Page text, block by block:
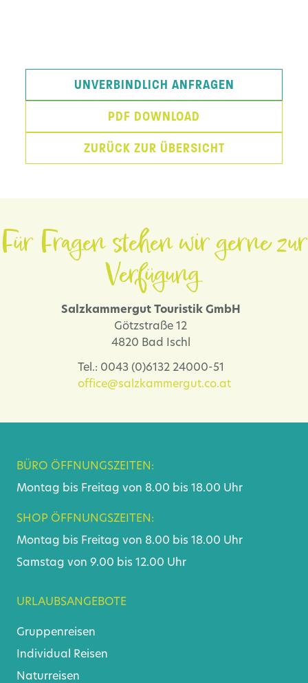
UNVERBINDLICH ANFRAGEN
PDF DOWNLOAD
ZURÜCK ZUR ÜBERSICHT
Für Fragen stehen wir gerne zur
Verfügung.
Salzkammergut Touristik GmbH
Götzstraße 12
4820 Bad Ischl
Tel.: 0043 (0)6132 24000-51
office@salzkammergut.co.at
BÜRO ÖFFNUNGSZEITEN:
Montag bis Freitag von 8.00 bis 18.00 Uhr
SHOP ÖFFNUNGSZEITEN:
Montag bis Freitag von 8.00 bis 18.00 Uhr
Samstag von 9.00 bis 12.00 Uhr
URLAUBSANGEBOTE
Gruppenreisen
Individual Reisen
Naturreisen